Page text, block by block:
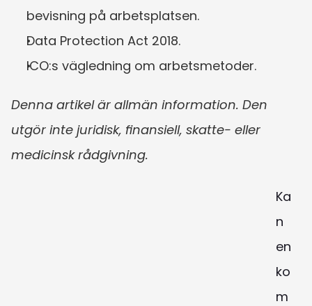
bevisning på arbetsplatsen.
Data Protection Act 2018.
ICO:s vägledning om arbetsmetoder.
Denna artikel är allmän information. Den
utgör inte juridisk, finansiell, skatte- eller
medicinsk rådgivning.
Ka
n
en
ko
m